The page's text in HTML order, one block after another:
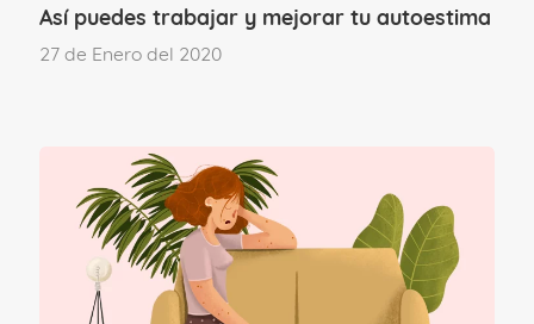
aparecer consecuencias negativas.
síntomas de depresión son algunas de las
manifestaciones que pueden aflorar
cuando el estrés se mantiene presente
durante largo tiempo.
Así puedes trabajar y mejorar tu autoestima
27 de Enero del 2020